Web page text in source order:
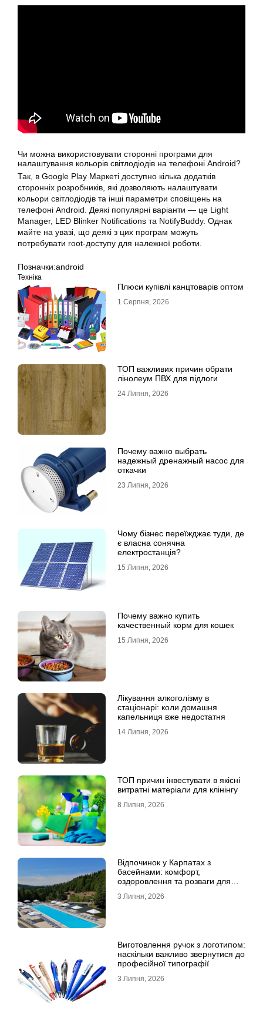
Чи можна використовувати сторонні програми для
налаштування кольорів світлодіодів на телефоні Android?
Так, в Google Play Маркеті доступно кілька додатків
сторонніх розробників, які дозволяють налаштувати
кольори світлодіодів та інші параметри сповіщень на
телефоні Android. Деякі популярні варіанти — це Light
Manager, LED Blinker Notifications та NotifyBuddy. Однак
майте на увазі, що деякі з цих програм можуть
потребувати root-доступу для належної роботи.
Позначки:android
Техніка
Плюси купівлі канцтоварів оптом
1 Серпня, 2026
ТОП важливих причин обрати
лінолеум ПВХ для підлоги
24 Липня, 2026
Почему важно выбрать
надежный дренажный насос для
откачки
23 Липня, 2026
Чому бізнес переїжджає туди, де
є власна сонячна
електростанція?
15 Липня, 2026
Почему важно купить
качественный корм для кошек
15 Липня, 2026
Лікування алкоголізму в
стаціонарі: коли домашня
капельниця вже недостатня
14 Липня, 2026
ТОП причин інвестувати в якісні
витратні матеріали для клінінгу
8 Липня, 2026
Відпочинок у Карпатах з
басейнами: комфорт,
оздоровлення та розваги для
3 Липня, 2026
Виготовлення ручок з логотипом:
наскільки важливо звернутися до
професійної типографії
3 Липня, 2026